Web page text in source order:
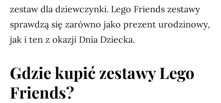
zestaw dla dziewczynki. Lego Friends zestawy
sprawdzą się zarówno jako prezent urodzinowy,
jak i ten z okazji Dnia Dziecka.
Gdzie kupić zestawy Lego
Friends?